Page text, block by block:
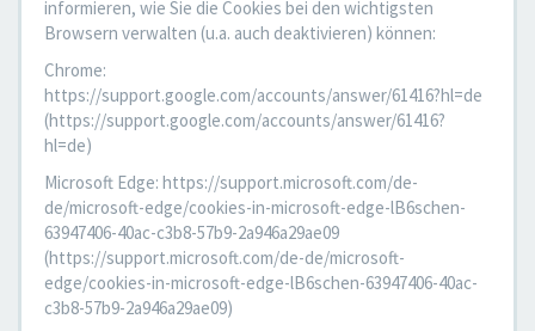
informieren, wie Sie die Cookies bei den wichtigsten
Browsern verwalten (u.a. auch deaktivieren) können:
Chrome:
https://support.google.com/accounts/answer/61416?hl=de
(https://support.google.com/accounts/answer/61416?
hl=de)
Microsoft Edge: https://support.microsoft.com/de-
de/microsoft-edge/cookies-in-microsoft-edge-lB6schen-
63947406-40ac-c3b8-57b9-2a946a29ae09
(https://support.microsoft.com/de-de/microsoft-
edge/cookies-in-microsoft-edge-lB6schen-63947406-40ac-
c3b8-57b9-2a946a29ae09)